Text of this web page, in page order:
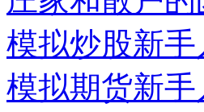
模拟炒股新手
模拟期货新手